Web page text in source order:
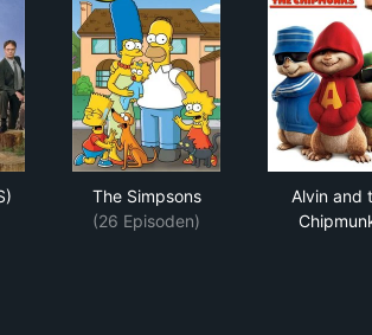
The Simpsons
(26 Episoden)
Alvin and